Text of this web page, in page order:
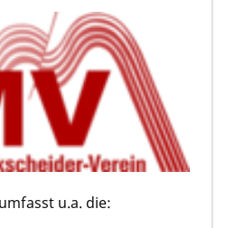
u.a. die: